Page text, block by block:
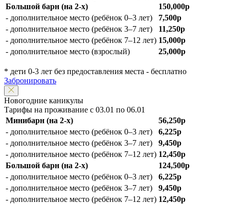
Большой барн (на 2-х)
150,000р
- дополнительное место (ребёнок 0–3 лет)
7,500р
- дополнительное место (ребёнок 3–7 лет)
11,250р
- дополнительное место (ребёнок 7–12 лет) 15,000р
- дополнительное место (взрослый)
25,000р
* дети 0-3 лет без предоставления места - бесплатно
Забронировать
Новогодние каникулы
Тарифы на проживание с 03.01 по 06.01
Минибарн (на 2-х)
56,250р
- дополнительное место (ребёнок 0–3 лет)
6,225р
- дополнительное место (ребёнок 3–7 лет)
9,450р
- дополнительное место (ребёнок 7–12 лет) 12,450р
Большой барн (на 2-х)
124,500р
- дополнительное место (ребёнок 0–3 лет)
6,225р
- дополнительное место (ребёнок 3–7 лет)
9,450р
- дополнительное место (ребёнок 7–12 лет) 12,450р